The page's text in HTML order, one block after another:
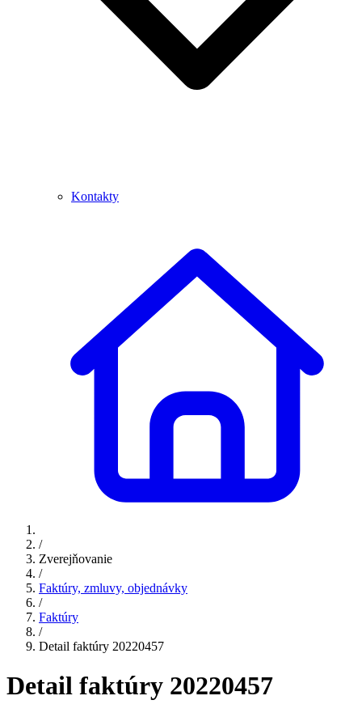
Kontakty
/
Zverejňovanie
/
Faktúry, zmluvy, objednávky
/
Faktúry
/
Detail faktúry 20220457
Detail faktúry 20220457